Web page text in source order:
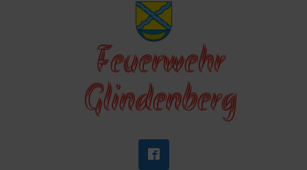
Feuerwehr
Glindenberg